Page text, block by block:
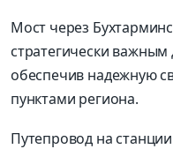
Мост через
стратегически важным
обеспечив надежную
пунктами региона.
Путепровод на